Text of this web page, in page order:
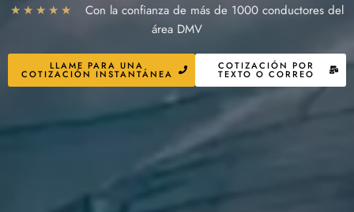
★★★★★
Con la confianza de más de 1000 conductores del
área DMV
LLAME PARA UNA
COTIZACIÓN INSTANTÁNEA
COTIZACIÓN POR
TEXTO O CORREO